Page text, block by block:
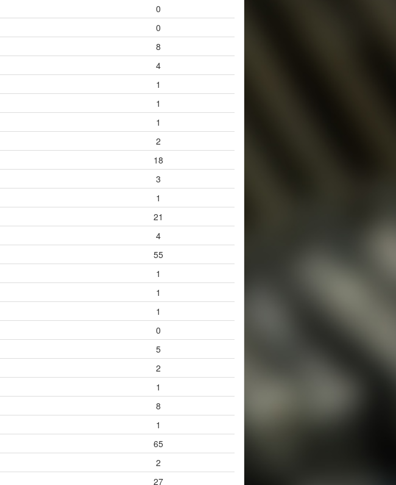
0
0
8
4
1
1
1
2
18
3
1
21
4
55
1
1
1
0
5
2
1
8
1
65
2
27